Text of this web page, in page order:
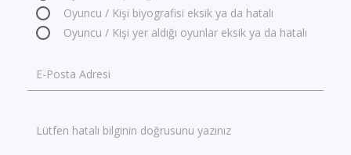
Oyuncu / Kişi biyografisi eksik ya da hatalı
Oyuncu / Kişi yer aldığı oyunlar eksik ya da hatalı
E-Posta Adresi
Lütfen hatalı bilginin doğrusunu yazınız